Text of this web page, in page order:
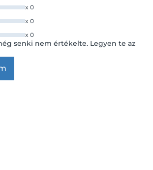
x 0
x 0
x 0
senki nem értékelte. Legyen te az